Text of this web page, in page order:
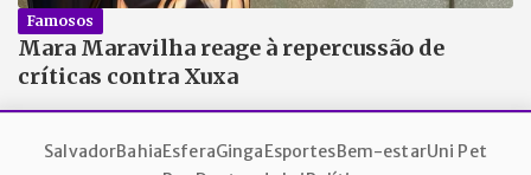
Famosos
Mara Maravilha reage à repercussão de
críticas contra Xuxa
SalvadorBahiaEsferaGinga EsportesBem-estarUni Pet